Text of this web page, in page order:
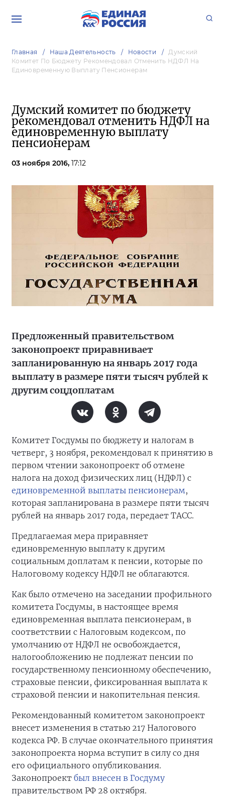
Главная Наша Деятельность Новости
Думский
Комитет По Бюджету Рекомендовал Отменить НДФЛ На
Единовременную Выплату Пенсионерам
Думский комитет по бюджету
рекомендовал отменить НДФЛ на
единовременную выплату
пенсионерам
03 ноября 2016, 17:12
Предложенный правительством
законопроект приравнивает
запланированную на январь 2017 года
выплату в размере пяти тысяч рублей к
другим соцдоплатам
Комитет Госдумы по бюджету и налогам в
четверг, 3 ноября, рекомендовал к принятию в
первом чтении законопроект об отмене
налога на доход физических лиц (НДФЛ) с
единовременной выплаты пенсионерам,
которая запланирована в размере пяти тысяч
рублей на январь 2017 года, передает ТАСС.
Предлагаемая мера приравняет
единовременную выплату к другим
социальным доплатам к пенсии, которые по
Налоговому кодексу НДФЛ не облагаются.
Как было отмечено на заседании профильного
комитета Госдумы, в настоящее время
единовременная выплата пенсионерам, в
соответствии с Налоговым кодексом, по
умолчанию от НДФЛ не освобождается,
налогообложению не подлежат пенсии по
государственному пенсионному обеспечению,
страховые пенсии, фиксированная выплата к
страховой пенсии и накопительная пенсия.
Рекомендованный комитетом законопроект
внесет изменения в статью 217 Налогового
кодекса РФ. В случае окончательного принятия
законопроекта норма вступит в силу со дня
его официального опубликования.
Законопроект был внесен в Госдуму
правительством РФ 28 октября.